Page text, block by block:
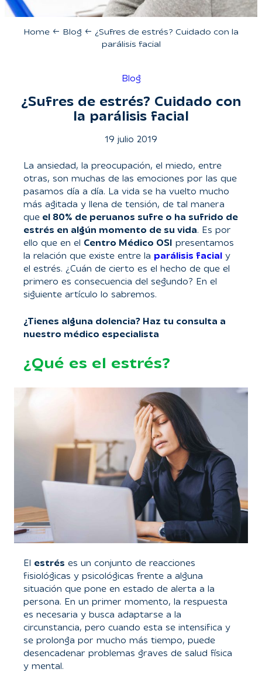
Home ← Blog ← ¿Sufres de estrés? Cuidado con la
parálisis facial
Blog
¿Sufres de estrés? Cuidado con
la parálisis facial
19 julio 2019
La ansiedad, la preocupación, el miedo, entre
otras, son muchas de las emociones por las que
pasamos día a día. La vida se ha vuelto mucho
más agitada y llena de tensión, de tal manera
que el 80% de peruanos sufre o ha sufrido de
estrés en algún momento de su vida. Es por
ello que en el Centro Médico OSI presentamos
la relación que existe entre la parálisis facial y
el estrés. ¿Cuán de cierto es el hecho de que el
primero es consecuencia del segundo? En el
siguiente artículo lo sabremos.
¿Tienes alguna dolencia? Haz tu consulta a
nuestro médico especialista
¿Qué es el estrés?
El estrés es un conjunto de reacciones
fisiológicas y psicológicas frente a alguna
situación que pone en estado de alerta a la
persona. En un primer momento, la respuesta
es necesaria y busca adaptarse a la
circunstancia, pero cuando esta se intensifica y
se prolonga por mucho más tiempo, puede
desencadenar problemas graves de salud física
y mental.